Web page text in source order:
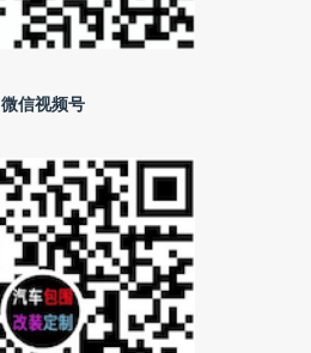
微信视频号